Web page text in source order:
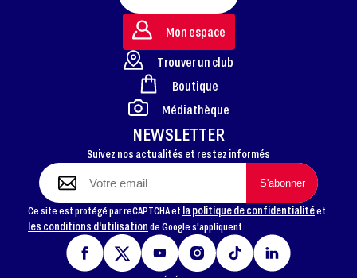
FOOTER
NEWSLETTER
Suivez nos actualités et restez informés
Ce site est protégé par reCAPTCHA et la politique de confidentialitéet
les conditions d'utilisationde Google s'appliquent.
Mon espace
Trouver un club
Boutique
Médiathèque